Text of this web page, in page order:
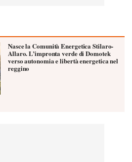
Nasce la Comunità Energetica Stilaro-
Allaro. L’impronta verde di Domotek
verso autonomia e libertà energetica nel
reggino